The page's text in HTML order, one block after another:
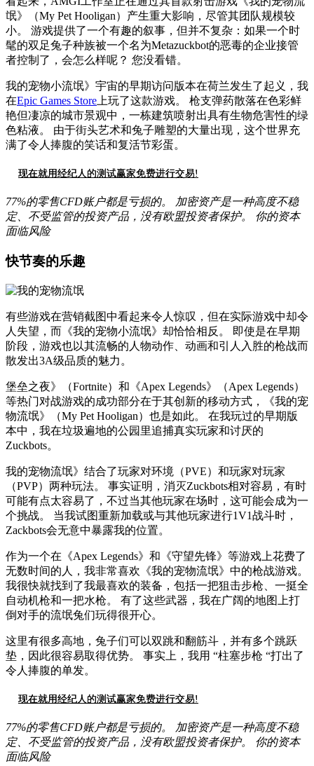
氓》（My Pet Hooligan）产生重大影响，尽管其团队规模较
小。 游戏提供了一个有趣的叙事，但并不复杂：如果一个时
髦的双足兔子种族被一个名为Metazuckbot的恶毒的企业接管
者控制了，会怎么样呢？ 您没看错。
我的宠物小流氓》宇宙的早期访问版本在荷兰发生了起义，我
在Epic Games Store 上玩了这款游戏。 枪支弹药散落在色彩鲜
艳但凄凉的城市景观中，一栋建筑喷射出具有生物危害性的绿
色粘液。 由于街头艺术和兔子雕塑的大量出现，这个世界充
满了令人捧腹的笑话和复活节彩蛋。
现在就用经纪人的测试赢家免费进行交易!
77%的零售CFD账户都是亏损的。 加密资产是一种高度不稳
定、不受监管的投资产品，没有欧盟投资者保护。 你的资本
面临风险
快节奏的乐趣
有些游戏在营销截图中看起来令人惊叹，但在实际游戏中却令
人失望，而《我的宠物小流氓》却恰恰相反。 即使是在早期
阶段，游戏也以其流畅的人物动作、动画和引人入胜的枪战而
散发出3A级品质的魅力。
堡垒之夜》（Fortnite）和《Apex Legends》（Apex Legends）
等热门对战游戏的成功部分在于其创新的移动方式，《我的宠
物流氓》（My Pet Hooligan）也是如此。 在我玩过的早期版
本中，我在垃圾遍地的公园里追捕真实玩家和讨厌的
Zuckbots。
我的宠物流氓》结合了玩家对环境（PVE）和玩家对玩家
（PVP）两种玩法。 事实证明，消灭Zuckbots相对容易，有时
可能有点太容易了，不过当其他玩家在场时，这可能会成为一
个挑战。 当我试图重新加载或与其他玩家进行1V1战斗时，
Zackbots会无意中暴露我的位置。
作为一个在《Apex Legends》和《守望先锋》等游戏上花费了
无数时间的人，我非常喜欢《我的宠物流氓》中的枪战游戏。
我很快就找到了我最喜欢的装备，包括一把狙击步枪、一挺全
自动机枪和一把水枪。 有了这些武器，我在广阔的地图上打
倒对手的流氓兔们玩得很开心。
这里有很多高地，兔子们可以双跳和翻筋斗，并有多个跳跃
垫，因此很容易取得优势。 事实上，我用 “柱塞步枪 “打出了
令人捧腹的单发。
现在就用经纪人的测试赢家免费进行交易!
77%的零售CFD账户都是亏损的。 加密资产是一种高度不稳
定、不受监管的投资产品，没有欧盟投资者保护。 你的资本
面临风险